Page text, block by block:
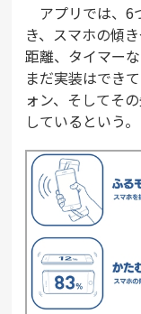
アプリでは、6
き、スマホの傾
距離、タイマー
まだ実装はでき
ォン、そしてそ
しているという。